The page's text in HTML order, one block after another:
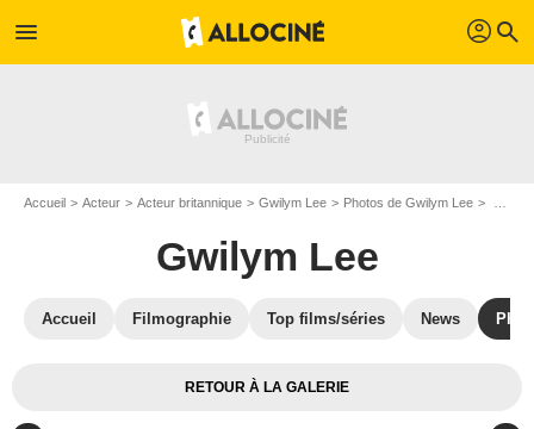
menu profil search
Accueil Acteur Acteur britannique Gwilym Lee Photos de Gwilym Lee
Gwilym Lee
Accueil Filmographie Top films/séries News
RETOUR À LA GALERIE